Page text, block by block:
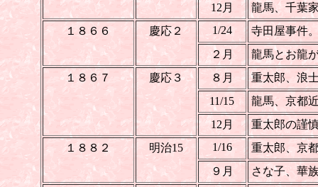
12月
龍馬、千葉
１８６６
慶応２ 1/24
寺田屋事件
２月
龍馬とお龍
１８６７
慶応３ ８月
重太郎、浪
11/15
龍馬、京都
12月
重太郎の謹
１８８２
明治15 1/16
重太郎、京
９月
さな子、華